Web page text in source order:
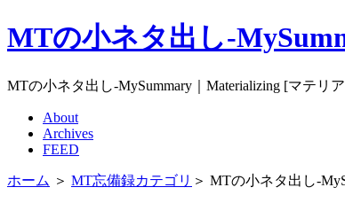
MTの小ネタ出し-
MTの小ネタ出し-MySummary｜Materializing [マテリ
About
Archives
FEED
ホーム ＞ MT忘備録カテゴリ ＞ MTの小ネタ出し-